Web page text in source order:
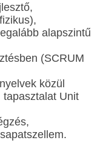
alapszintű
(SCRUM
közül
tapasztalat Unit